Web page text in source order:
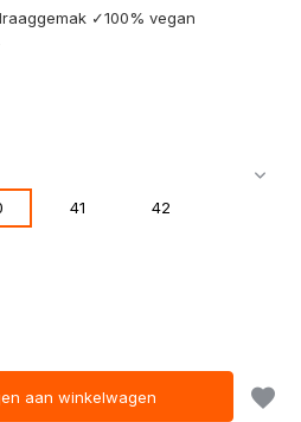
✓100% vegan
41 42
aan winkelwagen